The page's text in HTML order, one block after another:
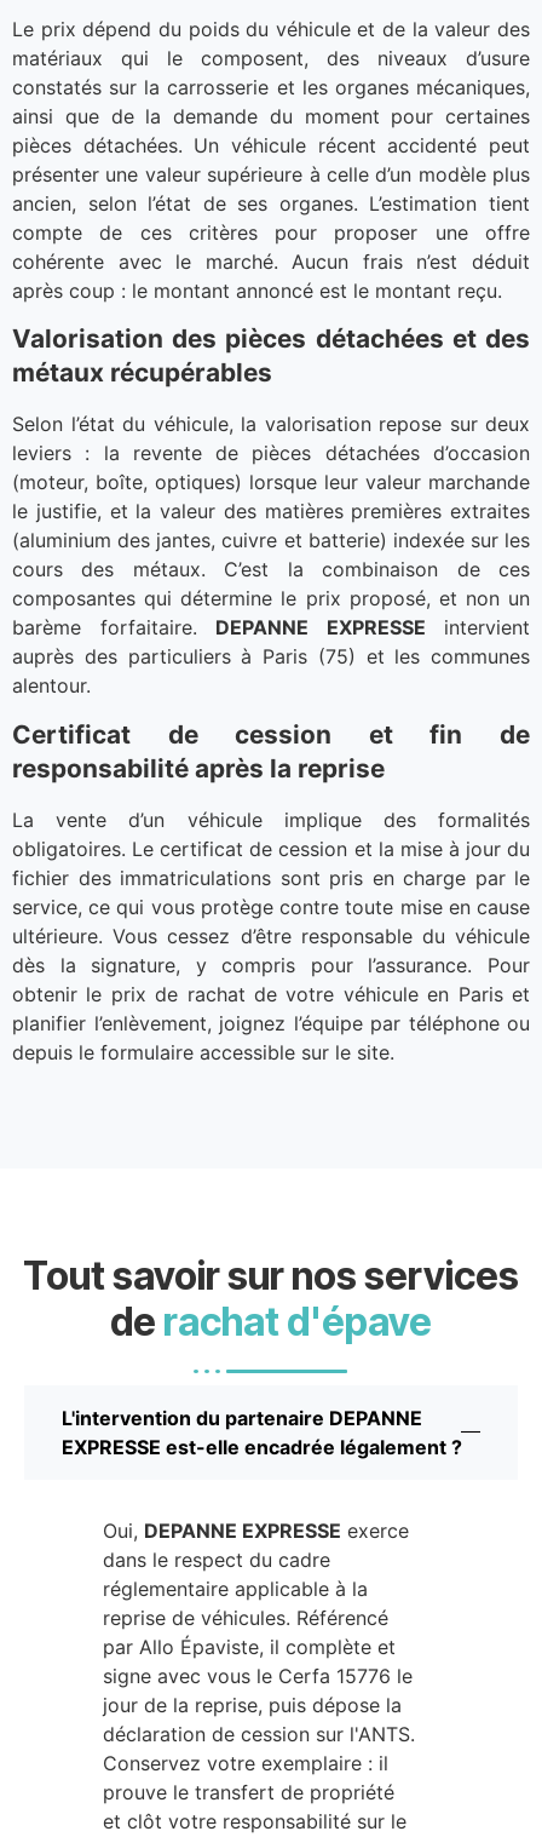
Le prix dépend du poids du véhicule et de la valeur des
matériaux qui le composent, des niveaux d’usure
constatés sur la carrosserie et les organes mécaniques,
ainsi que de la demande du moment pour certaines
pièces détachées. Un véhicule récent accidenté peut
présenter une valeur supérieure à celle d’un modèle plus
ancien, selon l’état de ses organes. L’estimation tient
compte de ces critères pour proposer une offre
cohérente avec le marché. Aucun frais n’est déduit
après coup : le montant annoncé est le montant reçu.
Valorisation des pièces détachées et des
métaux récupérables
Selon l’état du véhicule, la valorisation repose sur deux
leviers : la revente de pièces détachées d’occasion
(moteur, boîte, optiques) lorsque leur valeur marchande
le justifie, et la valeur des matières premières extraites
(aluminium des jantes, cuivre et batterie) indexée sur les
cours des métaux. C’est la combinaison de ces
composantes qui détermine le prix proposé, et non un
barème forfaitaire. DEPANNE EXPRESSE intervient
auprès des particuliers à Paris (75) et les communes
alentour.
Certificat de cession et fin de
responsabilité après la reprise
La vente d’un véhicule implique des formalités
obligatoires. Le certificat de cession et la mise à jour du
fichier des immatriculations sont pris en charge par le
service, ce qui vous protège contre toute mise en cause
ultérieure. Vous cessez d’être responsable du véhicule
dès la signature, y compris pour l’assurance. Pour
obtenir le prix de rachat de votre véhicule en Paris et
planifier l’enlèvement, joignez l’équipe par téléphone ou
depuis le formulaire accessible sur le site.
Tout savoir sur nos services
de rachat d'épave
L'intervention du partenaire DEPANNE
EXPRESSE est-elle encadrée légalement ?
Oui, DEPANNE EXPRESSE exerce
dans le respect du cadre
réglementaire applicable à la
reprise de véhicules. Référencé
par Allo Épaviste, il complète et
signe avec vous le Cerfa 15776 le
jour de la reprise, puis dépose la
déclaration de cession sur l'ANTS.
Conservez votre exemplaire : il
prouve le transfert de propriété
et clôt votre responsabilité sur le